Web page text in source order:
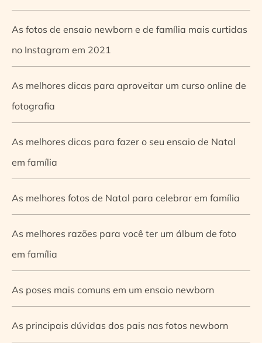
As fotos de ensaio newborn e de família mais curtidas
no Instagram em 2021
As melhores dicas para aproveitar um curso online de
fotografia
As melhores dicas para fazer o seu ensaio de Natal
em família
As melhores fotos de Natal para celebrar em família
As melhores razões para você ter um álbum de foto
em família
As poses mais comuns em um ensaio newborn
As principais dúvidas dos pais nas fotos newborn